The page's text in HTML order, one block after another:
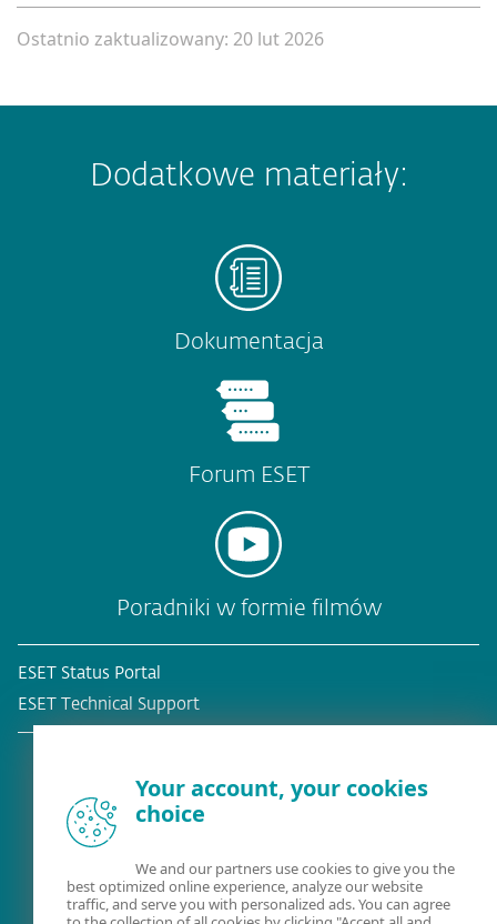
Ostatnio zaktualizowany: 20 lut 2026
Dodatkowe materiały:
Dokumentacja
Forum ESET
Poradniki w formie filmów
ESET Status Portal
ESET Technical Support
Your account, your cookies
choice
We and our partners use cookies to give you the
best optimized online experience, analyze our website
traffic, and serve you with personalized ads. You can agree